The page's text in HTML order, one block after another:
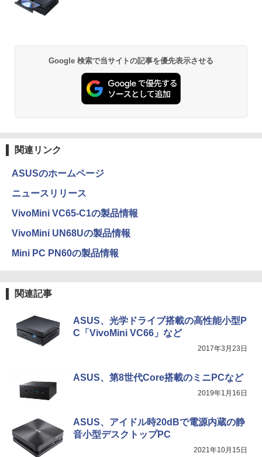
￥3,520
3
Aランクパーティを離脱した俺は、元教
ット（全46巻）
￥41,225
￥924
Anker Soundcore P31i ブラック
￥5,990
【2026年アップグレード版】AOKIMI ワイヤ
レスイヤホン bluetooth イヤホン V12 小型
軽量 ブルートゥースHi-Fi 最大36時間再生 ぶ
るーとゅーす コードレス ENCノイズキャン
セリング 自動ペアリング Type-C充電 マイク
付き 防水 タッチ式音量調整 スポーツ/通勤/通
Xiaomi シャオミ REDMI Buds 8 Lite ワイヤ
レスイヤホン Bluetooth 5.4 ノイズキャンセ
リング ANC 36時間再生
BRUCE WAYNE feat. Flo Milli, ATL Jacob
￥250
On My Road (Stadium ver.)
￥250
by Amazon 天然水 ラベルレス 500ml ×24本
ウォーター ペットボトル 静岡県産 500ミリリ
ットル (Smart Basic)
by Amazon 天然水ラベルレス 2L×9本
￥1,117
￥2,009
異世界居酒屋「のぶ」(22) (角川コミックス・
￥832
HUNTER×HUNTER モノクロ版 39 (ジャンプ
コミックスDIGITAL)
￥572
Google 検索で当サイトの記事を優先表示させる
関連リンク
ASUSのホームページ
ニュースリリース
VivoMini VC65-C1の製品情報
VivoMini UN68Uの製品情報
Mini PC PN60の製品情報
関連記事
ASUS、光学ドライブ搭載の高性能小型P
C「VivoMini VC66」など
2017年3月23日
ASUS、第8世代Core搭載のミニPCなど
2019年1月16日
ASUS、アイドル時20dBで電源内蔵の静
音小型デスクトップPC
2021年10月15日